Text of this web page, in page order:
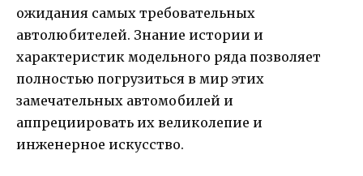
ожидания самых требовательных
автолюбителей. Знание истории и
характеристик модельного ряда позволяет
полностью погрузиться в мир этих
замечательных автомобилей и
аппрециировать их великолепие и
инженерное искусство.